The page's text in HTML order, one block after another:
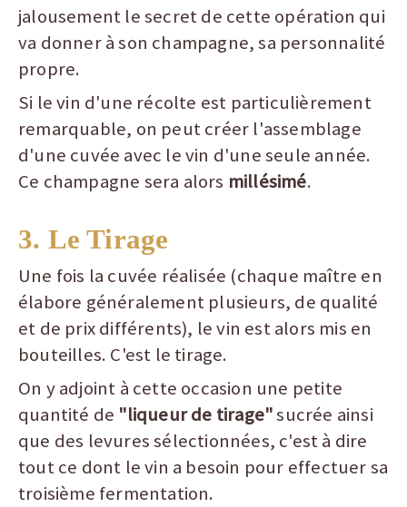
jalousement le secret de cette opération qui
va donner à son champagne, sa personnalité
propre.
Si le vin d'une récolte est particulièrement
remarquable, on peut créer l'assemblage
d'une cuvée avec le vin d'une seule année.
Ce champagne sera alors millésimé.
3. Le Tirage
Une fois la cuvée réalisée (chaque maître en
élabore généralement plusieurs, de qualité
et de prix différents), le vin est alors mis en
bouteilles. C'est le tirage.
On y adjoint à cette occasion une petite
quantité de "liqueur de tirage"sucrée ainsi
que des levures sélectionnées, c'est à dire
tout ce dont le vin a besoin pour effectuer sa
troisième fermentation.